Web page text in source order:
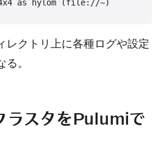
レクトリ上に各種ログや設定
。
ラスタをPulumiで